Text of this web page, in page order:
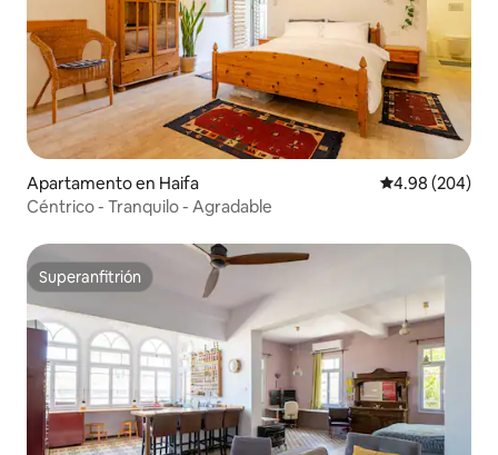
Apartamento en Haifa Calificación
4.98 (204)
Céntrico - Tranquilo - Agradable
Superanfitrión
Superanfitrión